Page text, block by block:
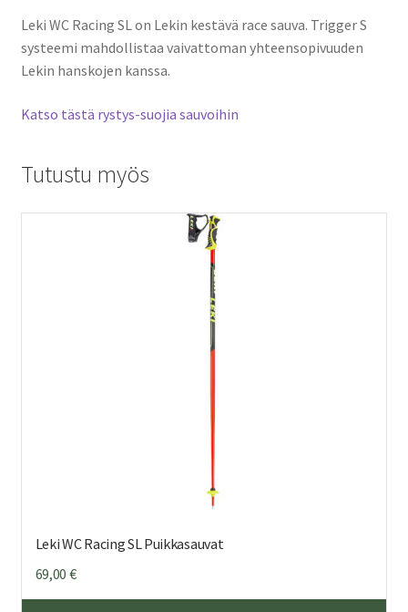
Leki WC Racing SL on Lekin kestävä race sauva. Trigger S
systeemi mahdollistaa vaivattoman yhteensopivuuden
Lekin hanskojen kanssa.
Katso tästä rystys-suojia sauvoihin
Tutustu myös
Leki WC Racing SL Puikkasauvat
69,00 €